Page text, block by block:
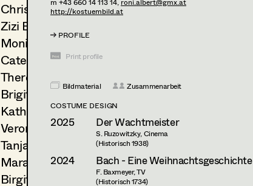
Christoph Birkner
Zizi Bohrer-Lehner
Monika Buttinger
Caterina Czepek
Theresa Ebner-Lazek
Brigitta Fink
Katharina Forcher
Veronika Susanna Harb
Tanja Hausner
Mara Helml
Birgit Hutter
http://kostuembild.at
PROFILE
Print profile
Bildmaterial
Zusammenarbeit
COSTUME DESIGN
2025 Der Wachtmeister
S. Ruzowitzky, Cinema
(Historisch 1938)
2024 Bach - Eine Weihnachtsgeschichte
F. Baxmeyer, TV
(Historisch 1734)